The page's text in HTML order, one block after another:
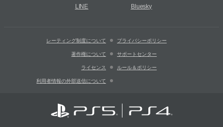
LINE Bluesky
レーティング制度について プライバシーポリシー
著作権について サポートセンター
ライセンス ルール＆ポリシー
利用者情報の外部送信について